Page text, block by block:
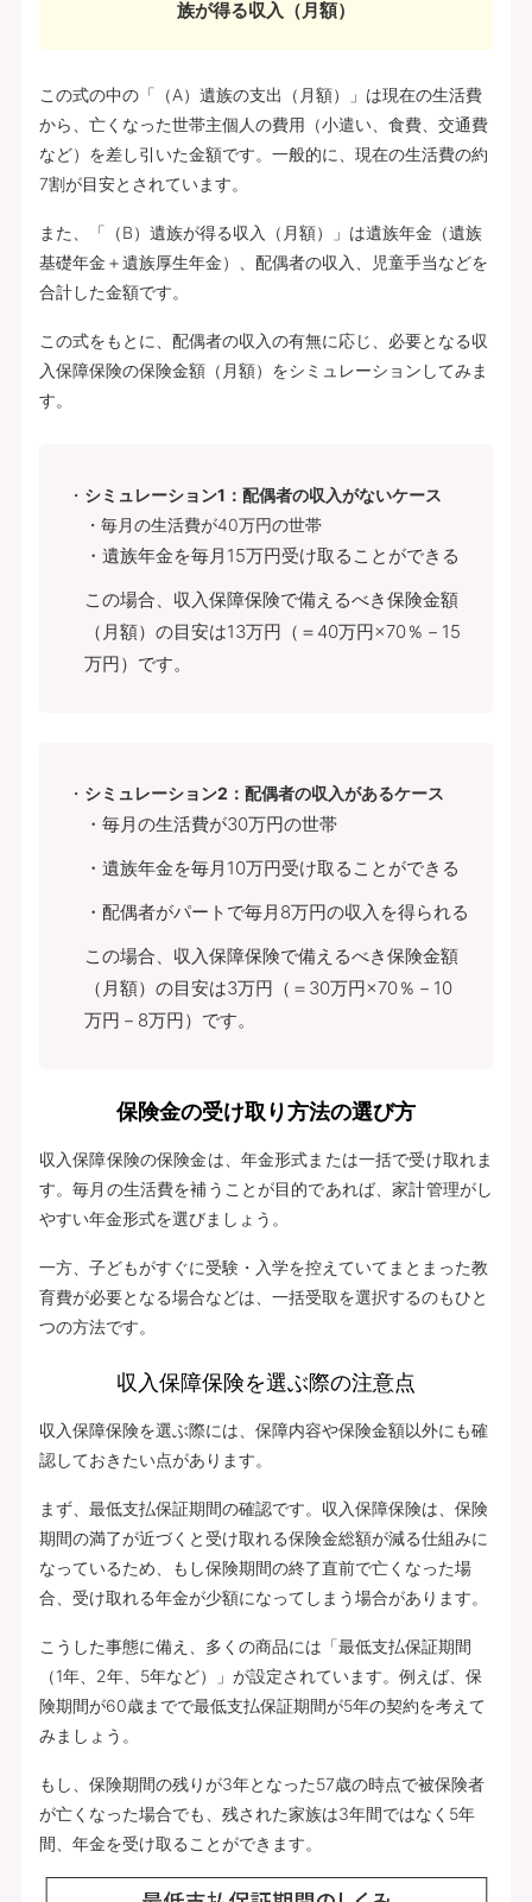
族が得る収入（月額）
この式の中の「（A）遺族の支出（月額）」は現在の生活費
から、亡くなった世帯主個人の費用（小遣い、食費、交通費
など）を差し引いた金額です。一般的に、現在の生活費の約
7割が目安とされています。
また、「（B）遺族が得る収入（月額）」は遺族年金（遺族
基礎年金＋遺族厚生年金）、配偶者の収入、児童手当などを
合計した金額です。
この式をもとに、配偶者の収入の有無に応じ、必要となる収
入保障保険の保険金額（月額）をシミュレーションしてみま
す。
シミュレーション1：配偶者の収入がないケース
・毎月の生活費が40万円の世帯
・遺族年金を毎月15万円受け取ることができる
この場合、収入保障保険で備えるべき保険金額
（月額）の目安は13万円（＝40万円×70％－15
万円）です。
シミュレーション2：配偶者の収入があるケース
・毎月の生活費が30万円の世帯
・遺族年金を毎月10万円受け取ることができる
・配偶者がパートで毎月8万円の収入を得られる
この場合、収入保障保険で備えるべき保険金額
（月額）の目安は3万円（＝30万円×70％－10
万円－8万円）です。
保険金の受け取り方法の選び方
収入保障保険の保険金は、年金形式または一括で受け取れま
す。毎月の生活費を補うことが目的であれば、家計管理がし
やすい年金形式を選びましょう。
一方、子どもがすぐに受験・入学を控えていてまとまった教
育費が必要となる場合などは、一括受取を選択するのもひと
つの方法です。
収入保障保険を選ぶ際の注意点
収入保障保険を選ぶ際には、保障内容や保険金額以外にも確
認しておきたい点があります。
まず、最低支払保証期間の確認です。収入保障保険は、保険
期間の満了が近づくと受け取れる保険金総額が減る仕組みに
なっているため、もし保険期間の終了直前で亡くなった場
合、受け取れる年金が少額になってしまう場合があります。
こうした事態に備え、多くの商品には「最低支払保証期間
（1年、2年、5年など）」が設定されています。例えば、保
険期間が60歳までで最低支払保証期間が5年の契約を考えて
みましょう。
もし、保険期間の残りが3年となった57歳の時点で被保険者
が亡くなった場合でも、残された家族は3年間ではなく5年
間、年金を受け取ることができます。